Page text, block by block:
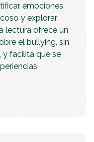
emociones,
y explorar
lectura ofrece un
el bullying, sin
y facilita que se